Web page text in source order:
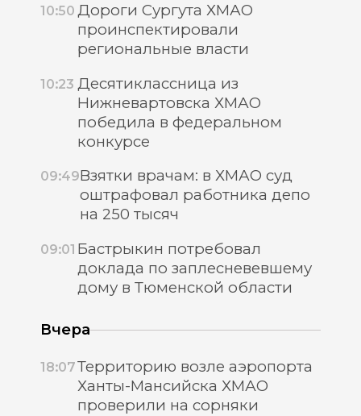
10:50 Дороги Сургута ХМАО
проинспектировали
региональные власти
10:23 Десятиклассница из
Нижневартовска ХМАО
победила в федеральном
конкурсе
09:49Взятки врачам: в ХМАО суд
оштрафовал работника депо
на 250 тысяч
09:01 Бастрыкин потребовал
доклада по заплесневевшему
дому в Тюменской области
Вчера
18:07Территорию возле аэропорта
Ханты-Мансийска ХМАО
проверили на сорняки